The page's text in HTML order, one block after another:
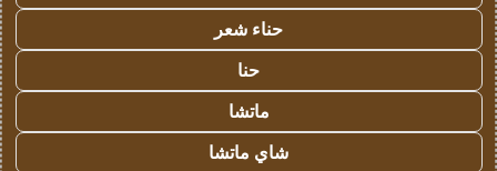
حناء شعر
حنا
ماتشا
شاي ماتشا